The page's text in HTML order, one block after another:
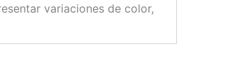
variaciones de color,